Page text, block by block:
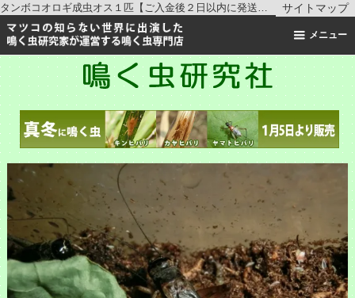
タンボコオロギ成虫オス１匹【ご入金後２日以内に発送】 ｜ コオロギの仲間 ｜鳴く虫研究社 | スズムシ マツムシ キリギリス 通販 サイトマップ
メニュー